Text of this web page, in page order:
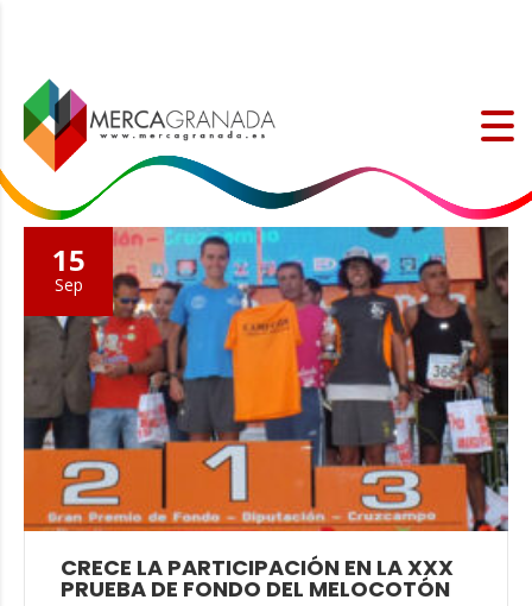
15
Sep
CRECE LA PARTICIPACIÓN EN LA XXX
PRUEBA DE FONDO DEL MELOCOTÓN